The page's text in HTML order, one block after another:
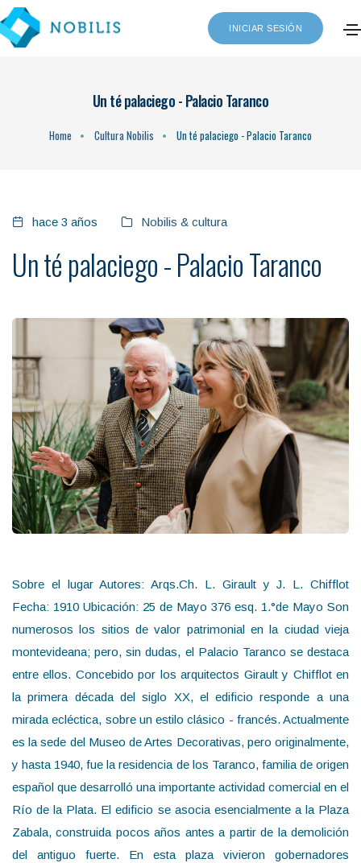
INICIAR SESIÓN
Un té palaciego - Palacio Taranco
Home Cultura Nobilis Un té palaciego - Palacio Taranco
hace 3 años Nobilis & cultura
Un té palaciego - Palacio Taranco
Sobre el lugar Autores: Arqs.Ch. L. Girault y J. L. Chifflot
Fecha: 1910 Ubicación: 25 de Mayo 376 esq. 1.°de Mayo Son
numerosos los sitios de valor patrimonial en la ciudad vieja
montevideana; pero, sin dudas, el Palacio Taranco se destaca
entre ellos. Concebido por los arquitectos Girault y Chifflot en
la primera década del siglo XX, el edificio responde a una
mirada ecléctica, sobre un estilo clásico - francés. Actualmente
es la sede del Museo de Artes Decorativas, pero originalmente,
y hasta 1940, fue la residencia de los Taranco, familia de origen
español que desarrolló una importante actividad comercial en el
Río de la Plata. El edificio se asocia esencialmente a la Plaza
Zabala, construida pocos años antes a partir de la demolición
del antiguo fuerte. En esta plaza vivieron gobernadores